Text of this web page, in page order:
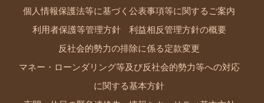
個人情報保護法等に基づく公表事項等に関するご案内
利用者保護等管理方針 利益相反管理方針の概要
反社会的勢力の排除に係る定款変更
マネー・ローンダリング等及び反社会的勢力等への対応
に関する基本方針